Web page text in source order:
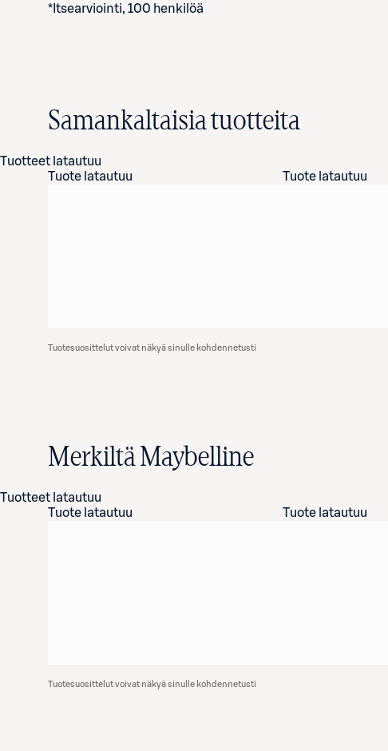
*Itsearviointi, 100 henkilöä
Samankaltaisia tuotteita
Tuotteet latautuu
Tuote latautuu
Tuote latautuu
Tuotesuosittelut voivat näkyä sinulle kohdennetusti
Merkiltä Maybelline
Tuotteet latautuu
Tuote latautuu
Tuote latautuu
Tuotesuosittelut voivat näkyä sinulle kohdennetusti